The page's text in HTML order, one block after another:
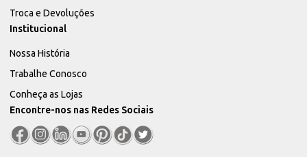
Troca e Devoluções
Institucional
Nossa História
Trabalhe Conosco
Conheça as Lojas
Encontre-nos nas Redes Sociais